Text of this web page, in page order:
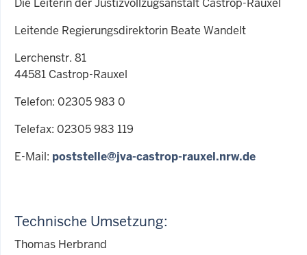
Leitende Regierungsdirektorin Beate Wandelt
Lerchenstr. 81
44581 Castrop-Rauxel
Telefon: 02305 983 0
Telefax: 02305 983 119
E-Mail: poststelle@jva-castrop-rauxel.nrw.de
Technische Umsetzung:
Thomas Herbrand